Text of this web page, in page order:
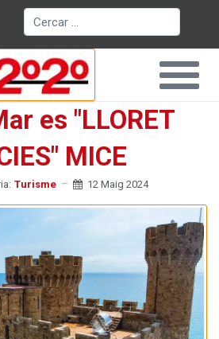
Cerca
es "LLORET
MICE
Turisme 12 Maig 2024